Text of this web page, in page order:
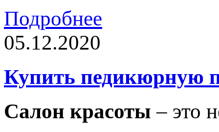
Подробнее
05.12.2020
Купить педикюрную
Салон красоты – это